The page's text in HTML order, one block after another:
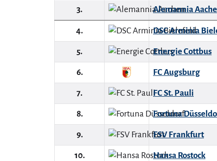
3. Alemannia
4. DSC Arminia
5. Energie Cottbus
6. FC Augsburg
7. FC St. Pauli
8. Fortuna
9. FSV Frankfurt
10. Hansa Rostock